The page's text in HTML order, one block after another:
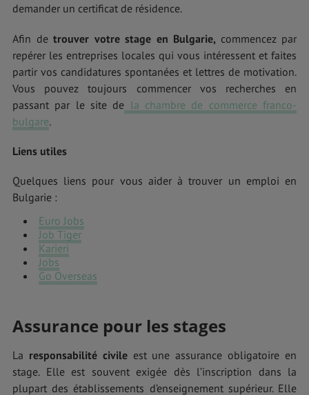
demander un certificat de résidence.
Afin de trouver votre stage en Bulgarie, commencez par
repérer les entreprises locales qui vous intéressent et faites
partir vos candidatures spontanées et lettres de motivation.
Vous pouvez toujours commencer vos recherches en
passant par le site de la chambre de commerce franco-
bulgare.
Liens utiles
Quelques liens pour vous aider à trouver un emploi en
Bulgarie :
Euro Jobs
Job Tiger
Karieri
Jobs
Go Overseas
Assurance pour les stages
La responsabilité civileest une assurance obligatoire en
stage. Elle est souvent exigée dès l’inscription dans la
plupart des établissements d’enseignement supérieur. Elle